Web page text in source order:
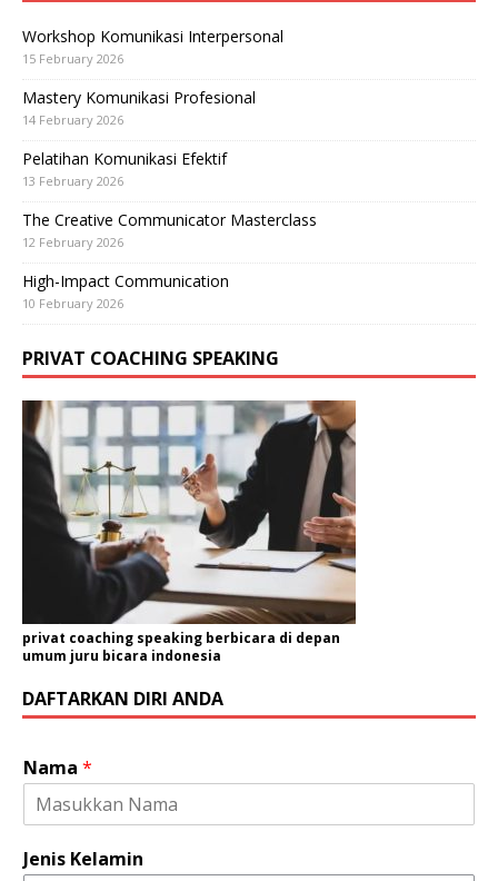
Workshop Komunikasi Interpersonal
15 February 2026
Mastery Komunikasi Profesional
14 February 2026
Pelatihan Komunikasi Efektif
13 February 2026
The Creative Communicator Masterclass
12 February 2026
High-Impact Communication
10 February 2026
PRIVAT COACHING SPEAKING
privat coaching speaking berbicara di depan
umum juru bicara indonesia
DAFTARKAN DIRI ANDA
Nama *
Jenis Kelamin